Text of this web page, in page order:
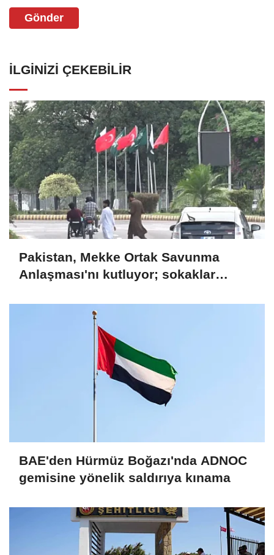
Gönder
İLGINIZI ÇEKEBILIR
Pakistan, Mekke Ortak Savunma
Anlaşması'nı kutluyor; sokaklar
bayraklarıyla süslendi
BAE'den Hürmüz Boğazı'nda ADNOC
gemisine yönelik saldırıya kınama